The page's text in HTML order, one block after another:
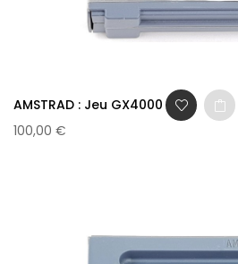
AMSTRAD : Jeu GX4000 -...
100,00 €